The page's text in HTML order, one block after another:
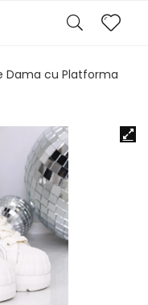
Dama cu Platforma